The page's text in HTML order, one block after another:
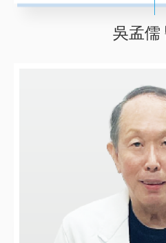
吳孟儒